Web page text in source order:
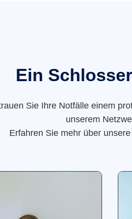
Ein
Sie Ihre Notfälle einem
unserem
Erfahren Sie mehr über